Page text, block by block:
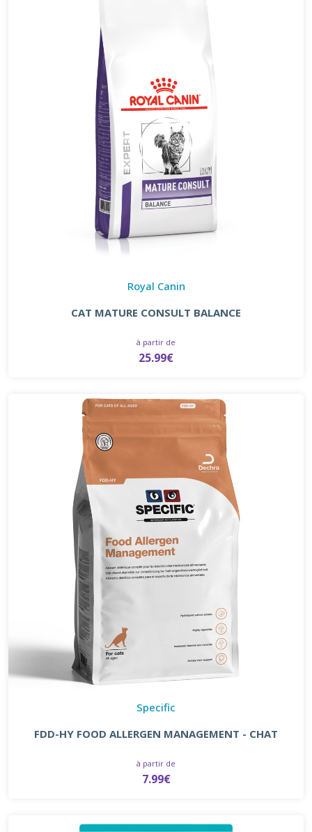
Royal Canin
CAT MATURE CONSULT BALANCE
à partir de
25.99€
Specific
FDD-HY FOOD ALLERGEN MANAGEMENT - CHAT
à partir de
7.99€